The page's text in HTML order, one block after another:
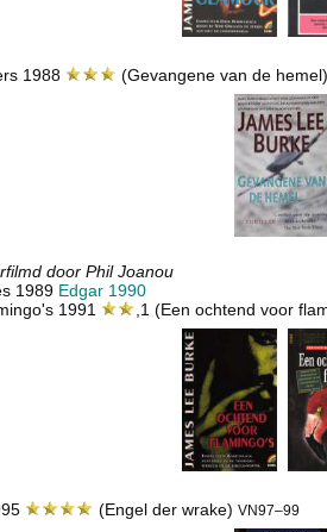
1988 (Gevangene van de
door Phil Joanou
1989 Edgar 1990
1991 ,1 (Een ochtend voor
(Engel der wrake) VN97–99